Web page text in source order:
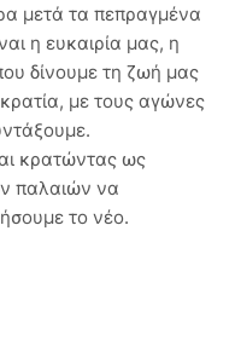
μετά τα πεπραγμένα
η ευκαιρία μας, η
δίνουμε τη ζωή μας
με τους αγώνες
κρατώντας ως
παλαιών να
το νέο.